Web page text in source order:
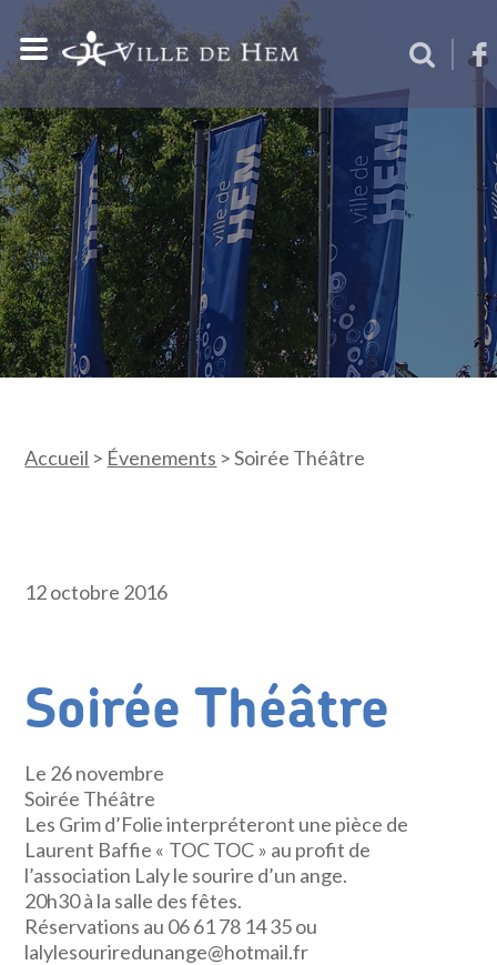
Accueil > Évenements >Soirée Théâtre
12 octobre 2016
Soirée Théâtre
Le 26 novembre
Soirée Théâtre
Les Grim d’Folie interpréteront une pièce de
Laurent Baffie « TOC TOC » au profit de
l’association Laly le sourire d’un ange.
20h30 à la salle des fêtes.
Réservations au 06 61 78 14 35 ou
lalylesouriredunange@hotmail.fr